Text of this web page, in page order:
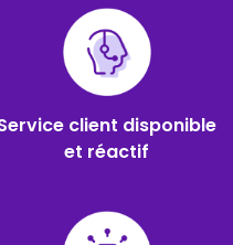
client disponible
et réactif